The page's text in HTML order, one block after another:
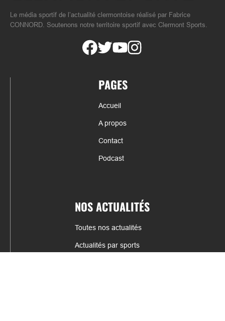
Le média sportif de l’actualité clermontoise réalisé par Fabrice
CONNORD. Soutenons notre territoire sportif avec Clermont Sports.
PAGES
Accueil
A propos
Contact
Podcast
NOS ACTUALITÉS
Toutes nos actualités
Actualités par sports